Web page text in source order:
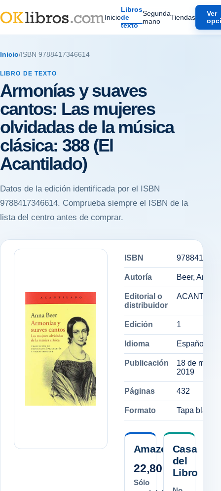
Inicio
Libros
de
texto
Segunda
mano
Tiendas
Ver
Inicio/ ISBN 9788417346614
LIBRO DE TEXTO
Armonías y suaves
cantos: Las mujeres
olvidadas de la música
clásica: 388 (El
Acantilado)
Datos de la edición identificada por el ISBN
9788417346614. Comprueba siempre el ISBN de la
lista del centro antes de comprar.
ISBN
Autoría Beer, Anna
Editorial o
distribuidor
Edición 1
Idioma Español
Publicación
18 de
2019
Páginas 432
Formato Tapa blanda
Amazon.es
22,80 €
Sólo
Casa
del
Libro